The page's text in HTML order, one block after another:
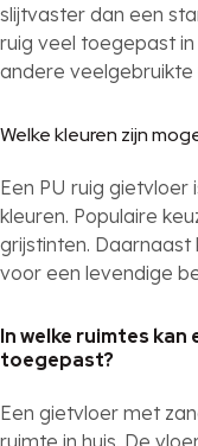
slijtvaster dan een
ruig veel toegepast
andere veelgebruikte
Welke kleuren zijn
Een PU ruig gietvloer
kleuren. Populaire
grijstinten.
voor een levendige
In welke ruimtes
toegepast?
Een gietvloer met
ruimte in huis. De